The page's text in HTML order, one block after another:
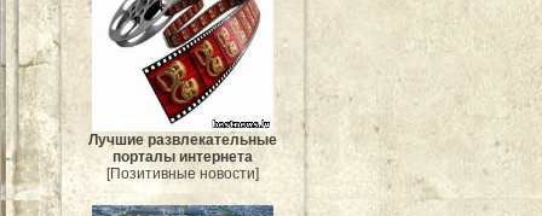
Лучшие развлекательные
порталы интернета
[Позитивные новости]